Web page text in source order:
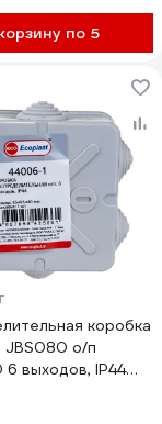
по 5
коробка
JBS080 о/п
6 выходов, IP44